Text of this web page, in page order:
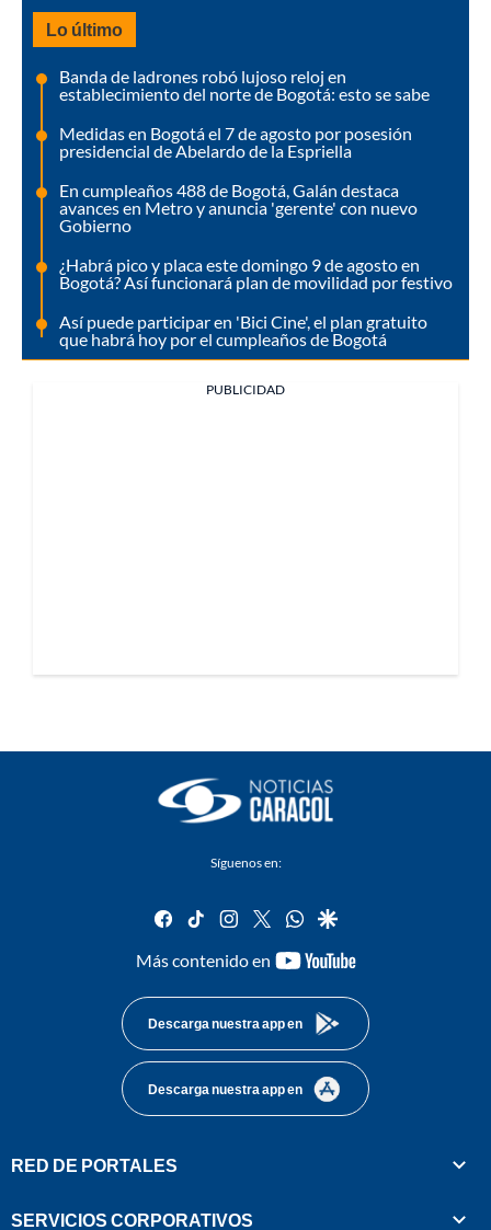
Lo último
Banda de ladrones robó lujoso reloj en
establecimiento del norte de Bogotá: esto se sabe
Medidas en Bogotá el 7 de agosto por posesión
presidencial de Abelardo de la Espriella
En cumpleaños 488 de Bogotá, Galán destaca
avances en Metro y anuncia 'gerente' con nuevo
Gobierno
¿Habrá pico y placa este domingo 9 de agosto en
Bogotá? Así funcionará plan de movilidad por festivo
Así puede participar en 'Bici Cine', el plan gratuito
que habrá hoy por el cumpleaños de Bogotá
PUBLICIDAD
Síguenos en:
facebook
tiktok instagram
twitterwhatsapp
google
Más contenido en
youtube-
Descarga nuestra app en
Descarga nuestra app en
RED DE PORTALES
SERVICIOS CORPORATIVOS